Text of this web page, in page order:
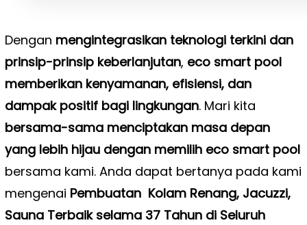
Dengan mengintegrasikan teknologi terkini dan
prinsip-prinsip keberlanjutan, eco smart pool
memberikan kenyamanan, efisiensi, dan
dampak positif bagi lingkungan. Mari kita
bersama-sama menciptakan masa depan
yang lebih hijau dengan memilih eco smart pool
bersama kami. Anda dapat bertanya pada kami
mengenai Pembuatan Kolam Renang, Jacuzzi,
Sauna Terbaik selama 37 Tahun di Seluruh